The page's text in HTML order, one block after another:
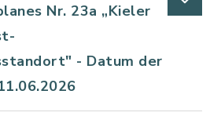
Nr. 23a „Kieler
- Datum der